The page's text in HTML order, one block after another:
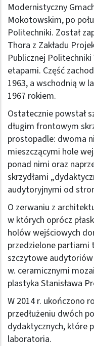
Modernistyczny
Mokotowskim, po
Politechniki. Został
Thora z Zakładu
Publicznej
etapami. Część
1963, a wschodnią w
1967 rokiem.
Ostatecznie powstał
długim frontowym
prostopadle: dwoma
mieszczącymi hole
ponad nimi oraz
skrzydłami
audytoryjnymi od
O zerwaniu z
w których oprócz
holów wejściowych
przedzielone partiami
szczytowe
w. ceramicznymi
plastyka Stanisława
W 2014 r. ukończono
przedłużeniu dwóch
dydaktycznych, które
laboratoria.